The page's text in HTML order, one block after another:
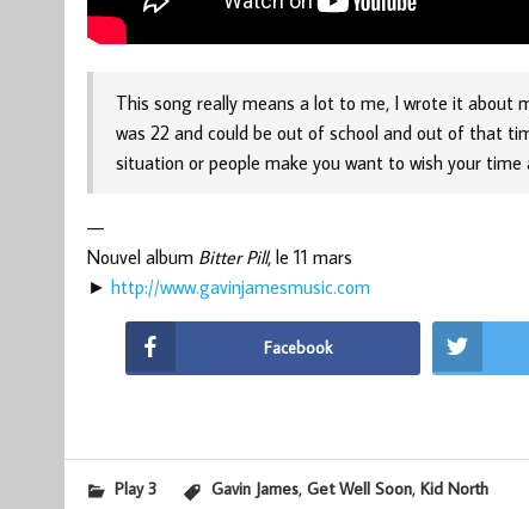
This song really means a lot to me, I wrote it about
was 22 and could be out of school and out of that
situation or people make you want to wish your time
—
Nouvel album Bitter Pill, le 11 mars
► http://www.gavinjamesmusic.com
Facebook
Play 3 Gavin James, Get Well Soon, Kid North